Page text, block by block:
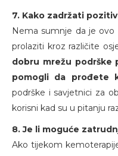
7. Kako zadržati
Nema sumnje da je ovo
prolaziti kroz različite
dobru mrežu podrške
pomogli da prođete
podrške i savjetnici za
korisni kad su u pitanju
8. Je li moguće
Ako tijekom